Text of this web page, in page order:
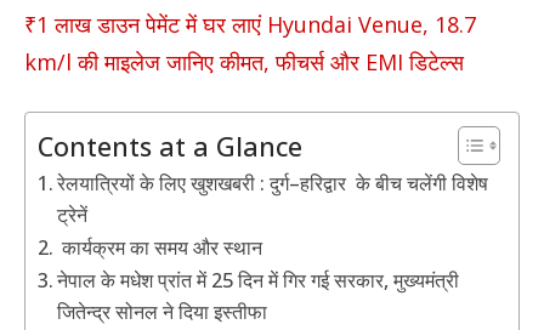
₹1 लाख डाउन पेमेंट में घर लाएं Hyundai Venue, 18.7
km/l की माइलेज जानिए कीमत, फीचर्स और EMI डिटेल्स
Contents at a Glance
रेलयात्रियों के लिए खुशखबरी : दुर्ग–हरिद्वार के बीच चलेंगी विशेष
ट्रेनें
कार्यक्रम का समय और स्थान
नेपाल के मधेश प्रांत में 25 दिन में गिर गई सरकार, मुख्यमंत्री
जितेन्द्र सोनल ने दिया इस्तीफा